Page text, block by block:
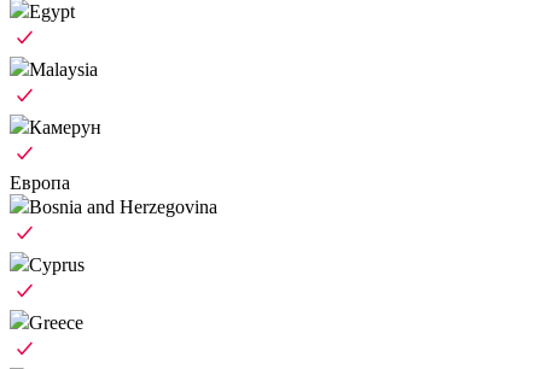
Egypt
Malaysia
Камерун
Европа
Bosnia and Herzegovina
Cyprus
Greece